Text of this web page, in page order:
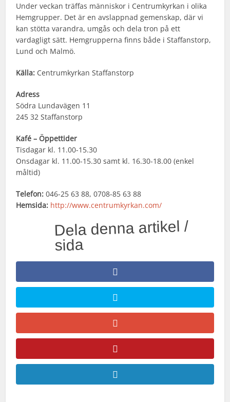
Under veckan träffas människor i Centrumkyrkan i olika
Hemgrupper. Det är en avslappnad gemenskap, där vi
kan stötta varandra, umgås och dela tron på ett
vardagligt sätt. Hemgrupperna finns både i Staffanstorp,
Lund och Malmö.
Källa: Centrumkyrkan Staffanstorp
Adress
Södra Lundavägen 11
245 32 Staffanstorp
Kafé – Öppettider
Tisdagar kl. 11.00-15.30
Onsdagar kl. 11.00-15.30 samt kl. 16.30-18.00 (enkel
måltid)
Telefon: 046-25 63 88, 0708-85 63 88
Hemsida: http://www.centrumkyrkan.com/
Dela denna artikel /
sida